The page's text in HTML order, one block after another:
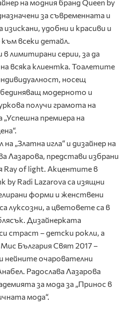
на модния бранд Queen by
за съвременната и
удобни и красиви и
всеки детайл.
лимитирани серии, за да
всяка клиентка. Тоалетите
носещ
модерното и
получи грамота на
премиера на
„Златна игла“ и дизайнер на
Лазарова, представи избрани
of light. Акцентите в
by Radi Lazarova са изящни
форми и женствени
луксозни, а цветовете са в
Дизайнерката
страст – детски рокли, а
България Свят 2017 –
нейните очарователни
Радослава Лазарова
за мода за „Принос в
мода“.